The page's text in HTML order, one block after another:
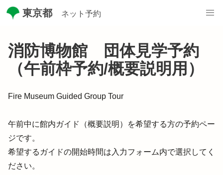
東京都 ネット予約
消防博物館 団体見学予約
（午前枠予約/概要説明用）
Fire Museum Guided Group Tour
午前中に館内ガイド（概要説明）を希望する方の予約ペー
ジです。
希望するガイドの開始時間は入力フォーム内で選択してく
ださい。
/digitalservice-metro-tokyo/booth-reserve/pages/